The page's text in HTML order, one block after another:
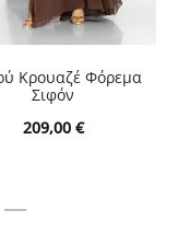
Κρουαζέ Φόρεμα
Σιφόν
209,00 €